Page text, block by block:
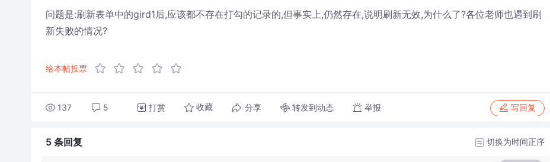
问题是:刷新表单中的gird1后,应该都不存在打勾的记录的,但事实上,仍然存在,说明刷新无效,为什么了?各位老师也遇到刷
新失败的情况?
给本帖投票
137 5 打赏 收藏 分享 转发到动态 举报 写回复
5 条回复 切换为时间正序